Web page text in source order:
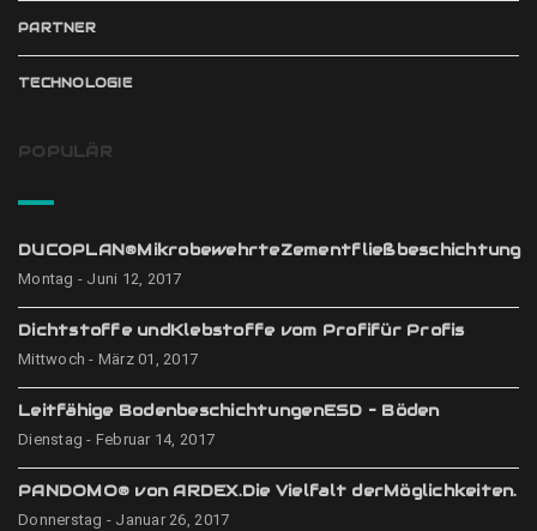
PARTNER
TECHNOLOGIE
POPULÄR
DUCOPLAN®MikrobewehrteZementfließbeschichtung
Montag - Juni 12, 2017
Dichtstoffe undKlebstoffe vom Profifür Profis
Mittwoch - März 01, 2017
Leitfähige BodenbeschichtungenESD – Böden
Dienstag - Februar 14, 2017
PANDOMO® von ARDEX.Die Vielfalt derMöglichkeiten.
Donnerstag - Januar 26, 2017